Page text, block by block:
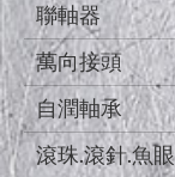
聯軸器
萬向接頭
自潤軸承
滾珠.滾針.魚